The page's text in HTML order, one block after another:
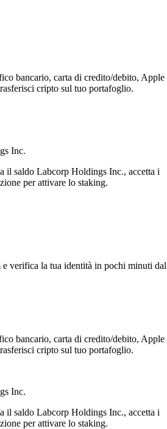
bancario, carta di credito/debito, Apple
cripto sul tuo portafoglio.
Inc.
il saldo Labcorp Holdings Inc., accetta i
per attivare lo staking.
verifica la tua identità in pochi minuti dal
bancario, carta di credito/debito, Apple
cripto sul tuo portafoglio.
Inc.
il saldo Labcorp Holdings Inc., accetta i
per attivare lo staking.